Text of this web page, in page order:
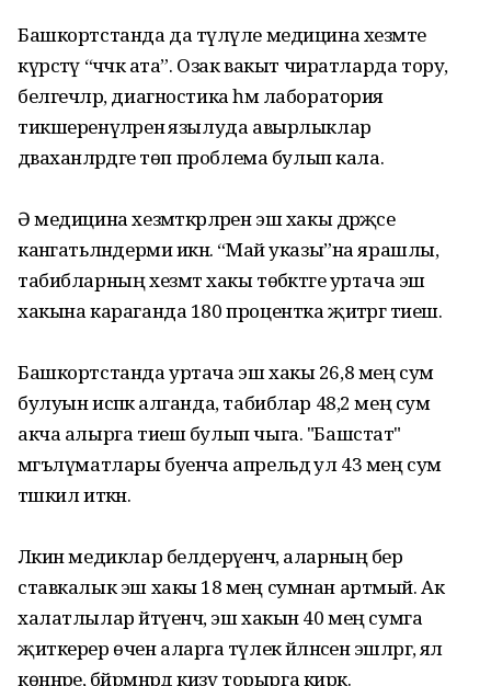
Башкортстанда да түләүле медицина хезмәте
күрсәтү “чәчәк ата”. Озак вакыт чиратларда тору,
белгечләр, диагностика һәм лаборатория
тикшеренүләренә язылуда авырлыклар
дәваханәләрдәге төп проблема булып кала.
Ә медицина хезмәткәрләрен эш хакы дәрәҗәсе
канәгатьләндерми икән. “Май указы”на ярашлы,
табибларның хезмәт хакы төбәктәге уртача эш
хакына караганда 180 процентка җитәргә тиеш.
Башкортстанда уртача эш хакы 26,8 мең сум
булуын исәпкә алганда, табиблар 48,2 мең сум
акча алырга тиеш булып чыга. "Башстат"
мәгълүматлары буенча апрельдә ул 43 мең сум
тәшкил иткән.
Ләкин медиклар белдерүенчә, аларның бер
ставкалык эш хакы 18 мең сумнан артмый. Ак
халатлылар әйтүенчә, эш хакын 40 мең сумга
җиткерер өчен аларга тәүлек әйләнәсенә эшләргә, ял
көннәре, бәйрәмнәрдә кизү торырга кирәк.